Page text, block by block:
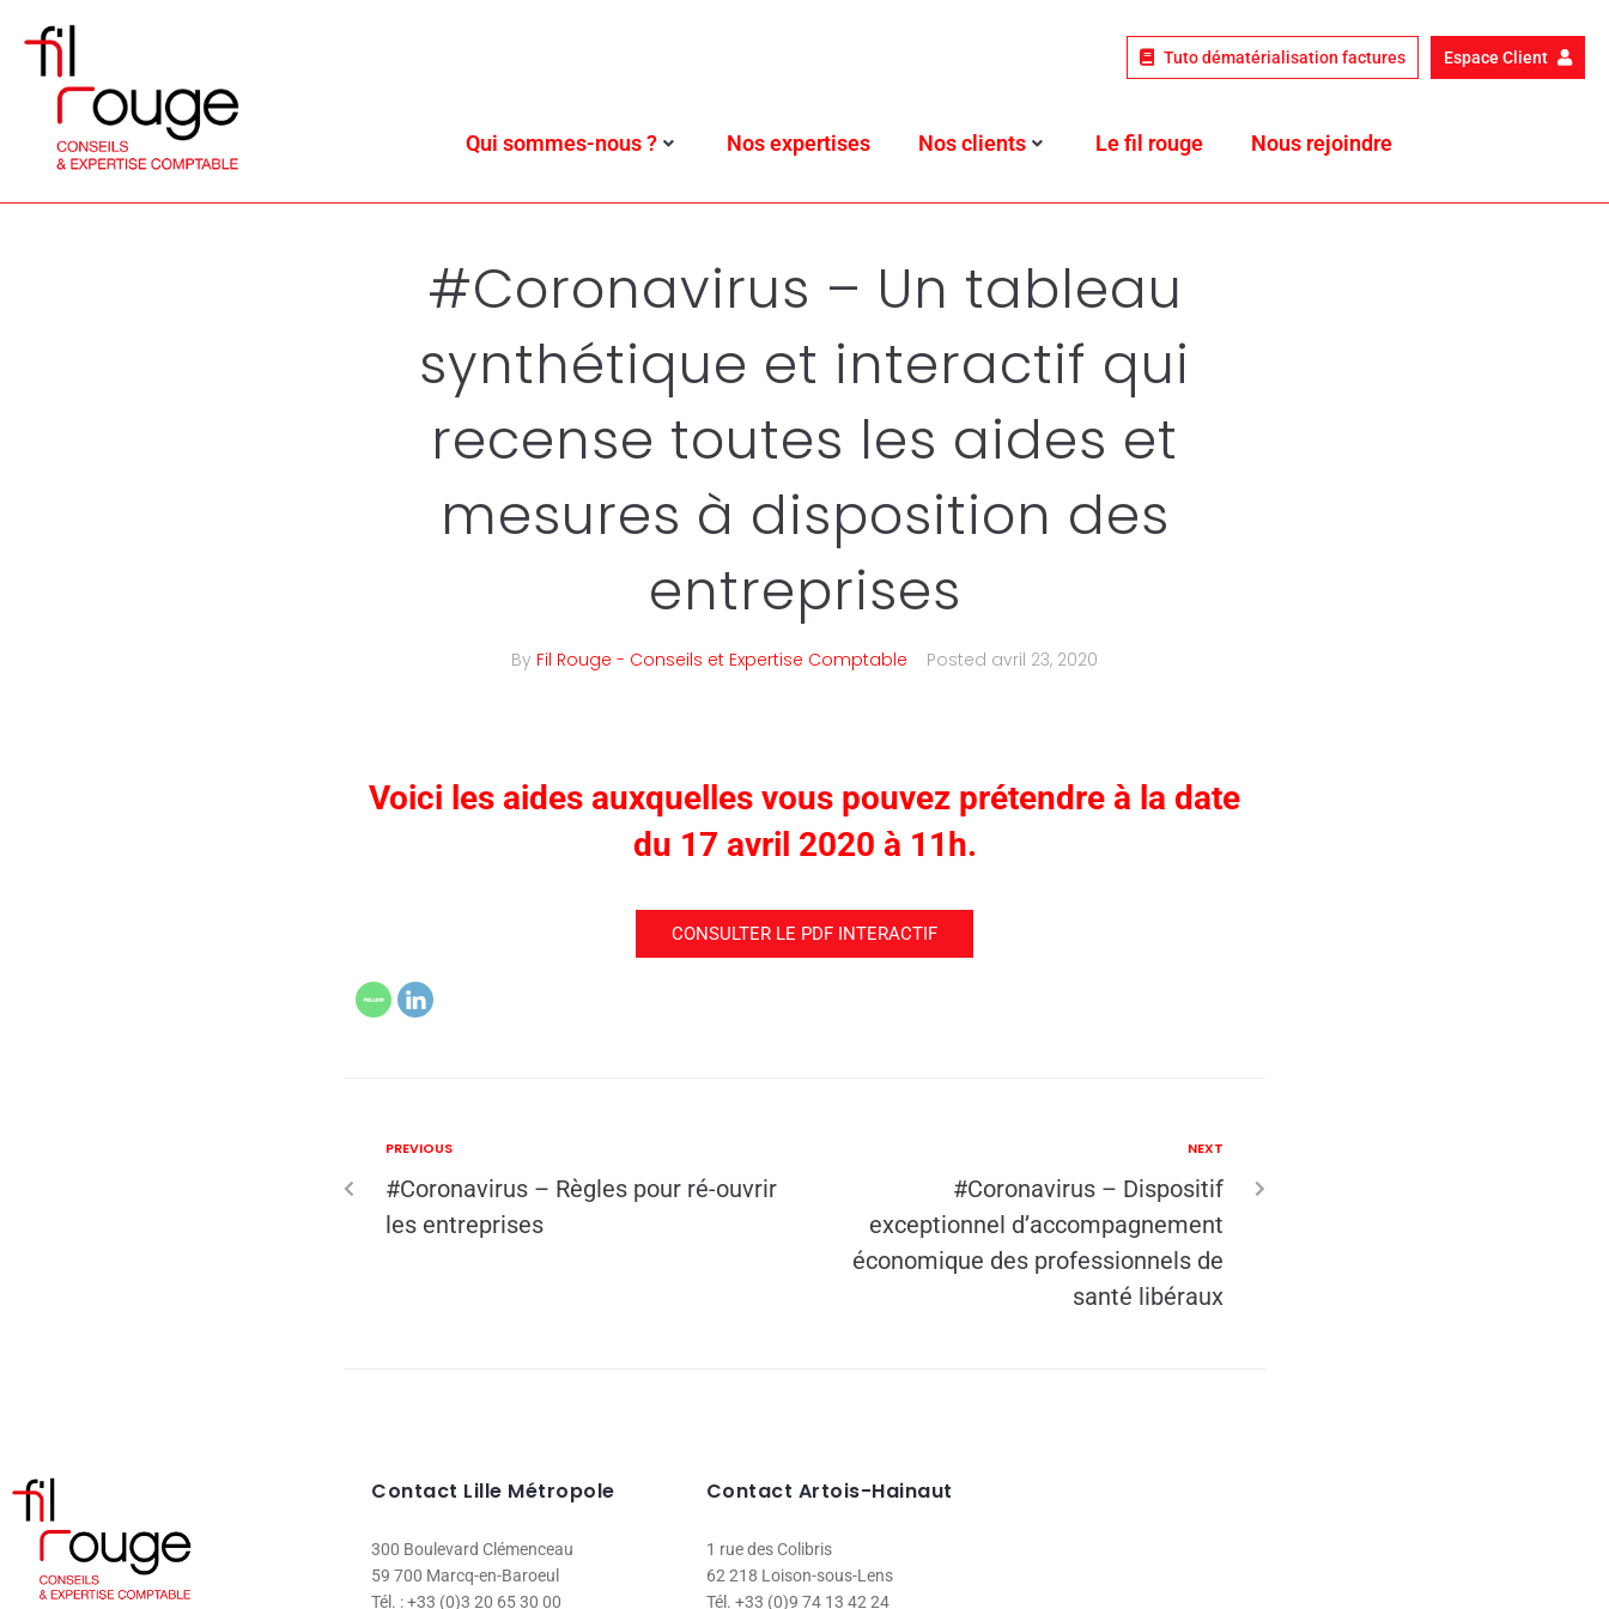
Tuto dématérialisation factures Espace Client
Qui sommes-nous ? Nos expertises Nos clients Le fil rouge Nous rejoindre
#Coronavirus – Un tableau
synthétique et interactif qui
recense toutes les aides et
mesures à disposition des
entreprises
By Fil Rouge - Conseils et Expertise Comptable Posted avril 23, 2020
Voici les aides auxquelles vous pouvez prétendre à la date
du 17 avril 2020 à 11h.
CONSULTER LE PDF INTERACTIF
PREVIOUS
#Coronavirus – Règles pour ré-ouvrir
les entreprises
NEXT
#Coronavirus – Dispositif
exceptionnel d’accompagnement
économique des professionnels de
santé libéraux
Contact Lille Métropole
300 Boulevard Clémenceau
59 700 Marcq-en-Baroeul
Tél. : +33 (0)3 20 65 30 00
Contact Artois-Hainaut
1 rue des Colibris
62 218 Loison-sous-Lens
Tél. +33 (0)9 74 13 42 24